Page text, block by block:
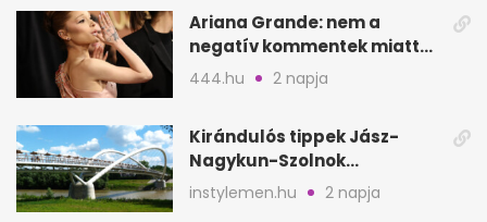
Ariana Grande: nem a
negatív kommentek miatt
vonul vissza
444.hu 2 napja
Kirándulós tippek Jász-
Nagykun-Szolnok
megyében: 6 kihagyhatatlan
hely
instylemen.hu 2 napja